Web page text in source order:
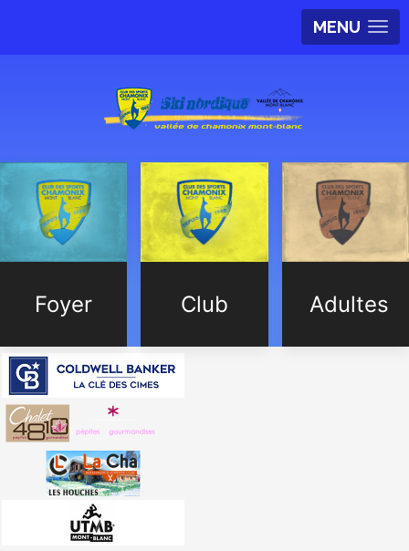
MENU
Foyer Club Adultes